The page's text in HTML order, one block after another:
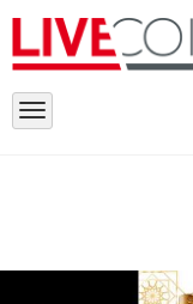
Toggle